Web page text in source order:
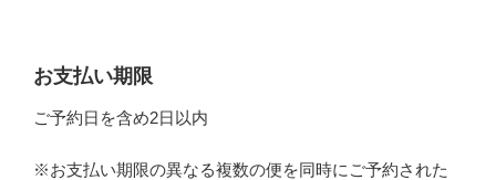
お支払い期限
ご予約日を含め2日以内
※お支払い期限の異なる複数の便を同時にご予約された